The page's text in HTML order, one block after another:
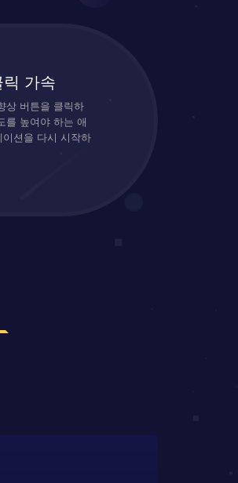
릭 가속
상 버튼을 클릭하
를 높여야 하는 애
이션을 다시 시작하